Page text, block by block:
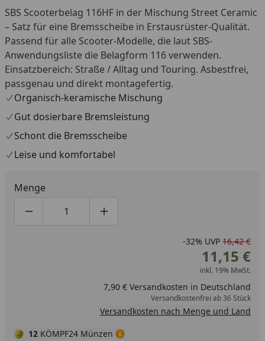
SBS Scooterbelag 116HF in der Mischung Street Ceramic
– Satz für eine Bremsscheibe in Erstausrüster-Qualität.
Passend für alle Scooter-Modelle, die laut SBS-
Anwendungsliste die Belagform 116 verwenden.
Einsatzbereich: Straße / Alltag und Touring. Asbestfrei,
passgenau und direkt montagefertig.
Organisch-keramische Mischung
Gut dosierbare Bremsleistung
Schont die Bremsscheibe
Leise und komfortabel
Menge
Produktmenge um eins verringern
Produktmenge manuell eingeben
Produktmenge um eins erhöhen
-32% UVP 16,42 €
11,15 €
inkl. 19% MwSt.
7,90 € Versandkosten in Deutschland
Versandkostenfrei ab 36 Stück
Versandkosten nach Menge und Land
12 KÖMPF24 Münzen